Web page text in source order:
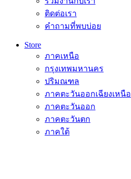
ติดต่อเรา
คำถามที่พบบ่อย
Store
ภาคเหนือ
กรุงเทพมหานคร
ปริมณฑล
ภาคตะวันออกเฉียงเหนือ
ภาคตะวันออก
ภาคตะวันตก
ภาคใต้